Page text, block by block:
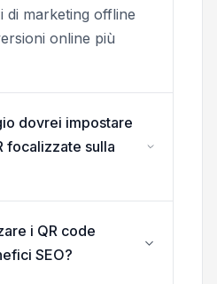
di marketing offline
online più
dovrei impostare
focalizzate sulla
i QR code
SEO?